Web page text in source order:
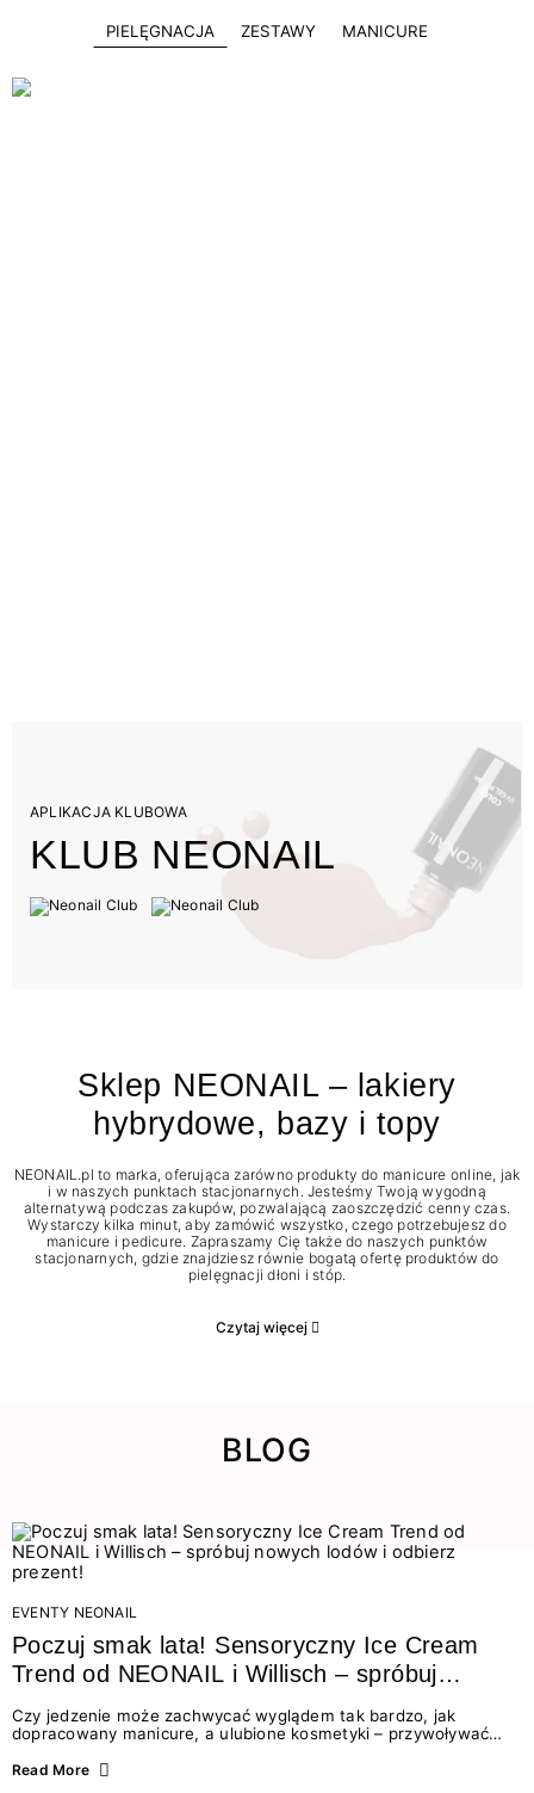
PIELĘGNACJA ZESTAWY MANICURE
APLIKACJA KLUBOWA
KLUB NEONAIL
Sklep NEONAIL – lakiery
hybrydowe, bazy i topy
NEONAIL.pl to marka, oferująca zarówno produkty do manicure online, jak
i w naszych punktach stacjonarnych. Jesteśmy Twoją wygodną
alternatywą podczas zakupów, pozwalającą zaoszczędzić cenny czas.
Wystarczy kilka minut, aby zamówić wszystko, czego potrzebujesz do
manicure i pedicure. Zapraszamy Cię także do naszych punktów
stacjonarnych, gdzie znajdziesz równie bogatą ofertę produktów do
pielęgnacji dłoni i stóp.
Czytaj więcej
BLOG
EVENTY NEONAIL
Poczuj smak lata! Sensoryczny Ice Cream
Trend od NEONAIL i Willisch – spróbuj
nowych lodów i odbierz prezent!
Czy jedzenie może zachwycać wyglądem tak bardzo, jak
dopracowany manicure, a ulubione kosmetyki – przywoływać
świata beauty i oszałamiających deserów to coś więcej niż
Read More